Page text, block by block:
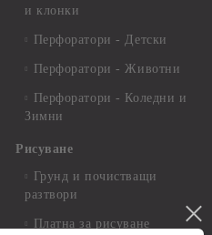
и клонки
Перфоратори - Детски
Перфоратори - Животни
Перфоратори - Коледни и
Зимни
Рисуване
Грунд и почистващи
разтвори
Платна за рисуване